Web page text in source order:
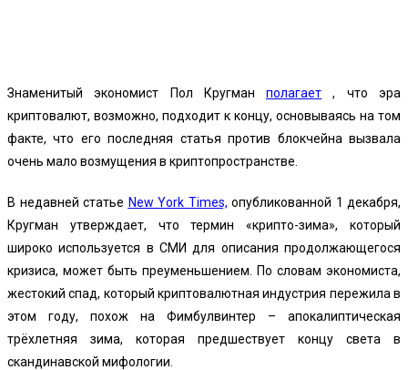
Знаменитый экономист Пол Кругманполагает , что эра
криптовалют, возможно, подходит к концу, основываясь на том
факте, что его последняя статья против блокчейна вызвала
очень мало возмущения в криптопространстве.
В недавней статье New York Times, опубликованной 1 декабря,
Кругман утверждает, что термин «крипто-зима», который
широко используется в СМИ для описания продолжающегося
кризиса, может быть преуменьшением. По словам экономиста,
жестокий спад, который криптовалютная индустрия пережила в
этом году, похож на Фимбулвинтер – апокалиптическая
трёхлетняя зима, которая предшествует концу света в
скандинавской мифологии.